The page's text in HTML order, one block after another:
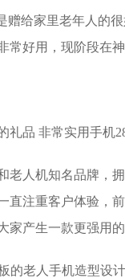
赠给家里老年人的
常好用，现阶段在
老人机知名品牌，
直注重客户体验，
家产生一款更强用的
的老人手机造型设